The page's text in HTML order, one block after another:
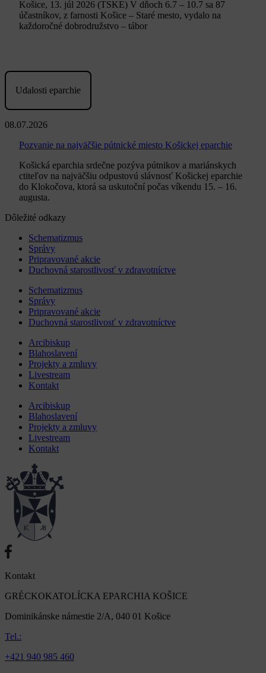
Košice, 13. júl 2026 (TSKE) V dňoch 6.7 – 10.7 sa 87
účastníkov, z farnosti Košice – Staré mesto, vydalo na
každoročné dobrodružstvo – tábor
Udalosti eparchie
08.07.2026
Pozvanie na najväčšie pútnické miesto Košickej eparchie
Košická eparchia srdečne pozýva pútnikov a mariánskych
ctiteľov na najväčšiu odpustovú slávnosť Košickej eparchie
do Klokočova, ktorá sa uskutoční počas víkendu 15. – 16.
augusta.
Dôležité odkazy
Schematizmus
Správy
Pripravované akcie
Duchovná starostlivosť v zdravotníctve
Schematizmus
Správy
Pripravované akcie
Duchovná starostlivosť v zdravotníctve
Arcibiskup
Blahoslavení
Projekty a zmluvy
Livestream
Kontakt
Arcibiskup
Blahoslavení
Projekty a zmluvy
Livestream
Kontakt
Kontakt
GRÉCKOKATOLÍCKA EPARCHIA KOŠICE
Dominikánske námestie 2/A, 040 01 Košice
Tel.:
+421 940 985 460